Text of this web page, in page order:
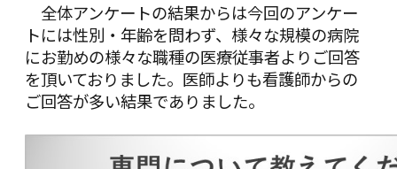
全体アンケートの結果からは今回のアンケー
トには性別・年齢を問わず、様々な規模の病院
にお勤めの様々な職種の医療従事者よりご回答
を頂いておりました。医師よりも看護師からの
ご回答が多い結果でありました。